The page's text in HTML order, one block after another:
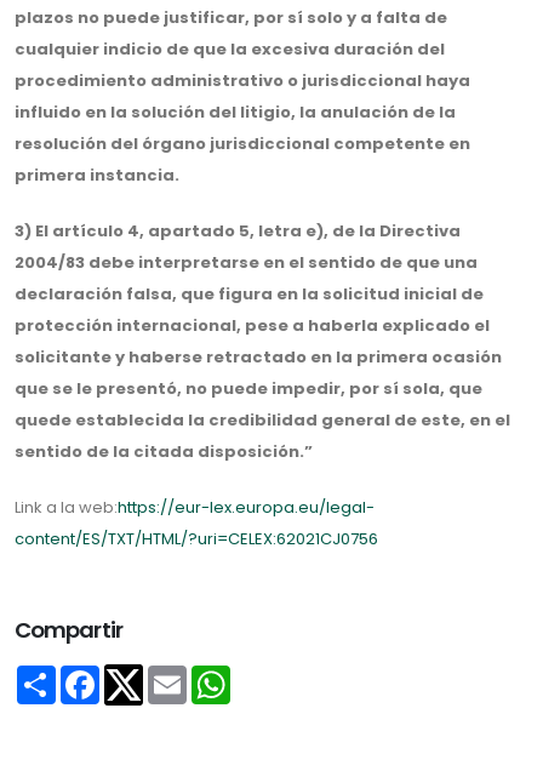
plazos no puede justificar, por sí solo y a falta de
cualquier indicio de que la excesiva duración del
procedimiento administrativo o jurisdiccional haya
influido en la solución del litigio, la anulación de la
resolución del órgano jurisdiccional competente en
primera instancia.
3) El artículo 4, apartado 5, letra e), de la Directiva
2004/83 debe interpretarse en el sentido de que una
declaración falsa, que figura en la solicitud inicial de
protección internacional, pese a haberla explicado el
solicitante y haberse retractado en la primera ocasión
que se le presentó, no puede impedir, por sí sola, que
quede establecida la credibilidad general de este, en el
sentido de la citada disposición.”
Link a la web:https://eur-lex.europa.eu/legal-
content/ES/TXT/HTML/?uri=CELEX:62021CJ0756
Compartir
Share
Facebook
Twitter
Email